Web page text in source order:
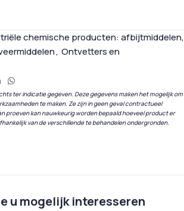
chemische producten: afbijtmiddelen,
, Ontvetters en
ter indicatie gegeven. Deze gegevens maken het mogelijk om
te maken. Ze zijn in geen geval contractueel
proeven kan nauwkeurig worden bepaald hoeveel product er
van de verschillende te behandelen ondergronden.
u mogelijk interesseren